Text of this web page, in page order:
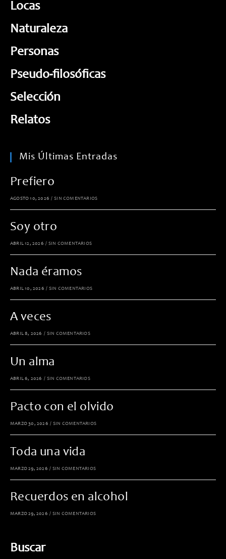
Locas
Naturaleza
Personas
Pseudo-filosóficas
Selección
Relatos
Mis Últimas Entradas
Prefiero
AGOSTO 10, 2026 / SIN COMENTARIOS
Soy otro
ABRIL 12, 2026 / SIN COMENTARIOS
Nada éramos
ABRIL 10, 2026 / SIN COMENTARIOS
A veces
ABRIL 8, 2026 / SIN COMENTARIOS
Un alma
ABRIL 6, 2026 / SIN COMENTARIOS
Pacto con el olvido
MARZO 30, 2026 / SIN COMENTARIOS
Toda una vida
MARZO 29, 2026 / SIN COMENTARIOS
Recuerdos en alcohol
MARZO 29, 2026 / SIN COMENTARIOS
Buscar